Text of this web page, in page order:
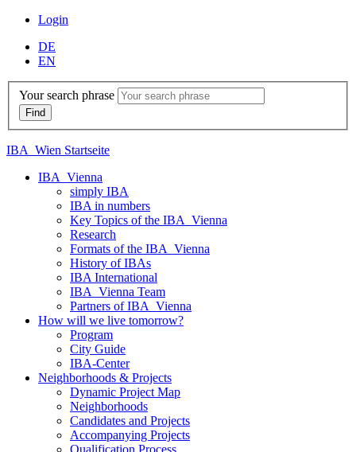
Login
DE
EN
Your search phrase
IBA_Wien Startseite
IBA_Vienna
simply IBA
IBA in numbers
Key Topics of the IBA_Vienna
Research
Formats of the IBA_Vienna
History of IBAs
IBA International
IBA_Vienna Team
Partners of IBA_Vienna
How will we live tomorrow?
Program
City Guide
IBA-Center
Neighborhoods & Projects
Dynamic Project Map
Neighborhoods
Candidates and Projects
Accompanying Projects
Qualification Process